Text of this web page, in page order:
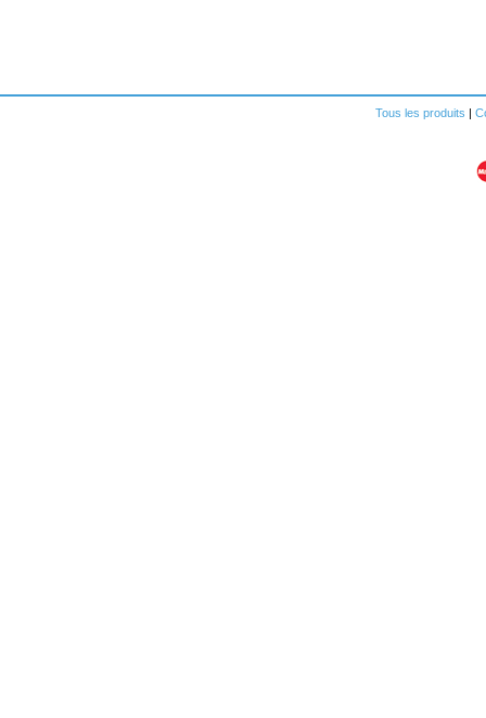
Tous les produits |